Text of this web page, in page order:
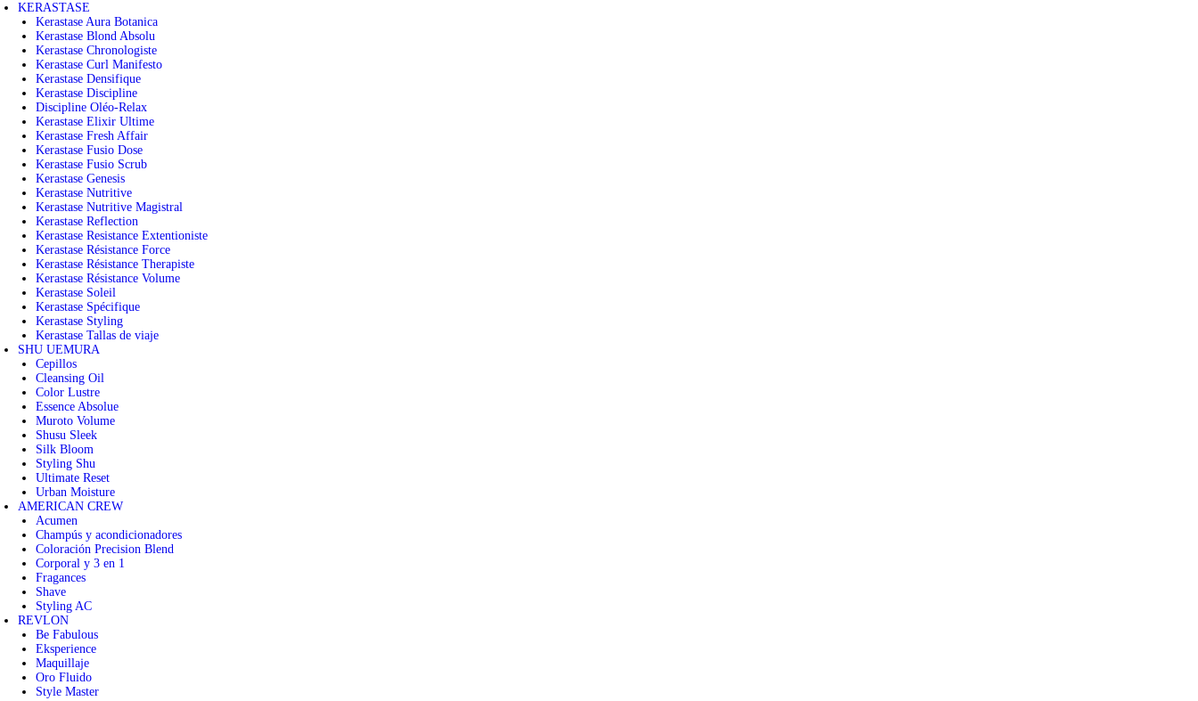
d
KERASTASE
Kerastase Aura Botanica
Kerastase Blond Absolu
Kerastase Chronologiste
Kerastase Curl Manifesto
Kerastase Densifique
Kerastase Discipline
Discipline Oléo-Relax
Kerastase Elixir Ultime
Kerastase Fresh Affair
Kerastase Fusio Dose
Kerastase Fusio Scrub
Kerastase Genesis
Kerastase Nutritive
Kerastase Nutritive Magistral
Kerastase Reflection
Kerastase Resistance Extentioniste
Kerastase Résistance Force
Kerastase Résistance Therapiste
Kerastase Résistance Volume
Kerastase Soleil
Kerastase Spécifique
Kerastase Styling
Kerastase Tallas de viaje
SHU UEMURA
Cepillos
Cleansing Oil
Color Lustre
Essence Absolue
Muroto Volume
Shusu Sleek
Silk Bloom
Styling Shu
Ultimate Reset
Urban Moisture
AMERICAN CREW
Acumen
Champús y acondicionadores
Coloración Precision Blend
Corporal y 3 en 1
Fragances
Shave
Styling AC
REVLON
Be Fabulous
Eksperience
Maquillaje
Oro Fluido
Style Master